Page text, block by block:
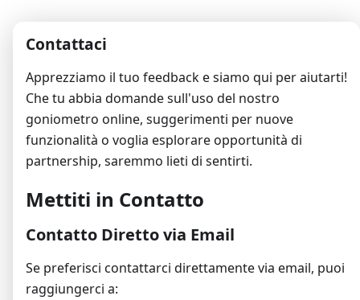
Contattaci
Apprezziamo il tuo feedback e siamo qui per aiutarti!
Che tu abbia domande sull'uso del nostro
goniometro online, suggerimenti per nuove
funzionalità o voglia esplorare opportunità di
partnership, saremmo lieti di sentirti.
Mettiti in Contatto
Contatto Diretto via Email
Se preferisci contattarci direttamente via email, puoi
raggiungerci a: